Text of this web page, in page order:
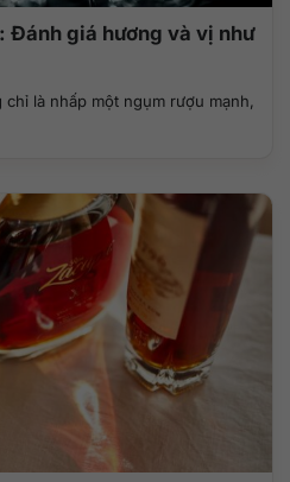
Đánh giá hương và vị như
là nhấp một ngụm rượu mạnh,